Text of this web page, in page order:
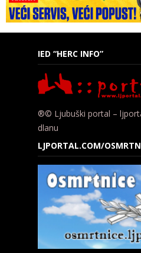
IED “HERC INFO”
®© Ljubuški portal –
dlanu
LJPORTAL.COM/